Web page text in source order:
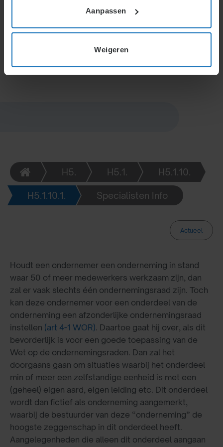
Aanpassen
Weigeren
worden ingesteld voor een zelfstandig onderdeel als
dit de medezeggenschap versterkt. De OR kan bij de
ondernemer een verzoek indienen en, bij conflict, via
onderdeelcommissie van de ondernemingsraad.
H5. H5.1. H5.1.10.
H5.1.10.1. Specialisten Info
Actueel
Houdt een ondernemer een onderneming in stand
waar 50 of meer medewerkers werkzaam zijn, dan
zal er vaak slechts één ondernemingsraad zijn. Toch
kan deze ondernemer voor een onderdeel van de
onderneming een afzonderlijke ondernemingsraad
instellen (art 4-1 WOR). Daartoe gaat hij over, als dit
bevorderlijk is voor een goede toepassing van de
Wet op de ondernemingsraden. Dan zal het
doorgaans gaan om situaties waarbij het onderdeel
min of meer een zelfstandige eenheid is met een
(geheel) eigen aard, eigen leiding etc. Dit onderdeel
wordt dan fictief als onderneming aangemerkt,
waarbij de bestuurder van deze “onderneming” de
hoogste zeggenschap in dit onderdeel heeft.
Aangelegenheden die alleen dit onderdeel aangaan